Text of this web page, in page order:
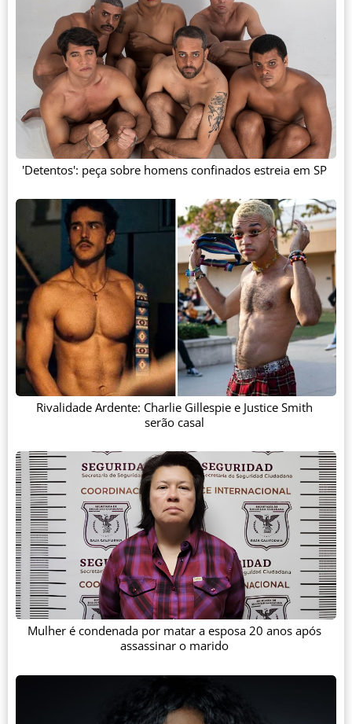
'Detentos': peça sobre homens confinados estreia em SP
Rivalidade Ardente: Charlie Gillespie e Justice Smith
serão casal
Mulher é condenada por matar a esposa 20 anos após
assassinar o marido